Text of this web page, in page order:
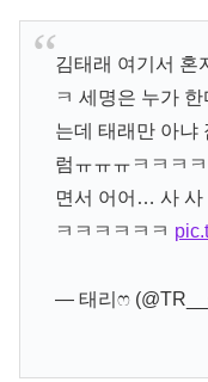
김태래 여기서 혼
ㅋ 세명은 누가
는데 태래만 아냐
럼ㅠㅠㅠㅋㅋㅋ
면서 어어… 사 사
ㅋㅋㅋㅋㅋㅋ
— 태리ෆ